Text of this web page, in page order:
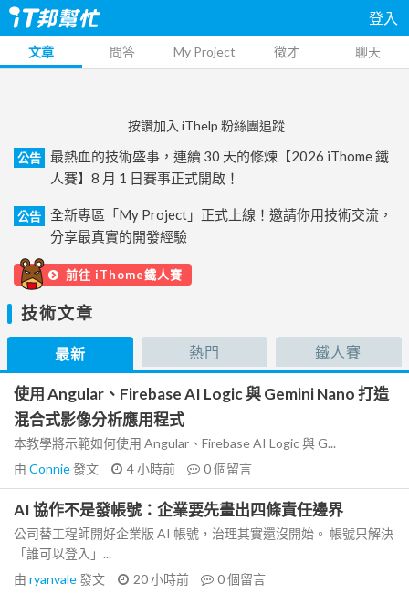
登入
文章 問答 My Project 徵才 聊天
按讚加入 iThelp 粉絲團追蹤
公告
最熱血的技術盛事，連續 30 天的修煉【2026 iThome 鐵
人賽】8 月 1 日賽事正式開啟！
公告
全新專區「My Project」正式上線！邀請你用技術交流，
分享最真實的開發經驗
前往 iThome鐵人賽
技術文章
最新 熱門 鐵人賽
使用 Angular、Firebase AI Logic 與 Gemini Nano 打造
混合式影像分析應用程式
本教學將示範如何使用 Angular、Firebase AI Logic 與 G...
由 Connie發文 4 小時前 0個留言
AI 協作不是發帳號：企業要先畫出四條責任邊界
公司替工程師開好企業版 AI 帳號，治理其實還沒開始。 帳號只解決
「誰可以登入」...
由 ryanvale發文 20 小時前 0個留言